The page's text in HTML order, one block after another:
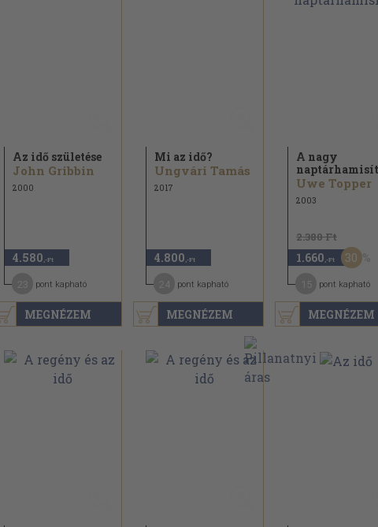
MEGNÉZEM
Az idő születése
John Gribbin
2000
4.580 ,-Ft
pont kapható
MEGNÉZEM
Mi az idő?
Ungvári Tamás
2017
4.800 ,-Ft
pont kapható
MEGNÉZEM
A nagy
Uwe Topper
2003
2.380 Ft
1.660 ,-Ft 30
pont kapható